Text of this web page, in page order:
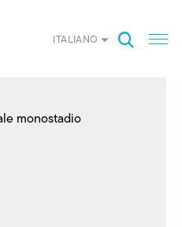
ITALIANO
monostadio